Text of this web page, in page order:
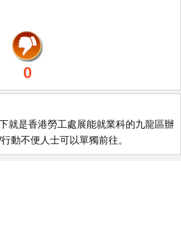
0
就是香港勞工處展能就業科的九龍區辦
動不便人士可以單獨前往。